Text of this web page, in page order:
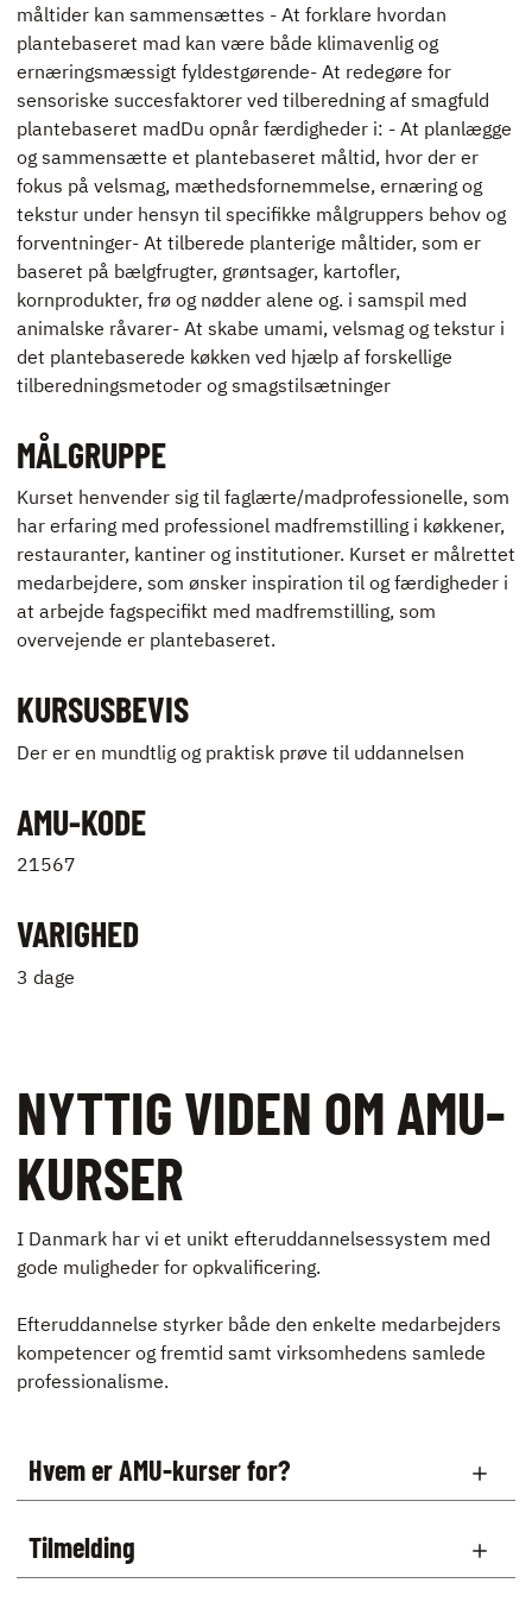
måltider kan sammensættes - At forklare hvordan
plantebaseret mad kan være både klimavenlig og
ernæringsmæssigt fyldestgørende- At redegøre for
sensoriske succesfaktorer ved tilberedning af smagfuld
plantebaseret madDu opnår færdigheder i: - At planlægge
og sammensætte et plantebaseret måltid, hvor der er
fokus på velsmag, mæthedsfornemmelse, ernæring og
tekstur under hensyn til specifikke målgruppers behov og
forventninger- At tilberede planterige måltider, som er
baseret på bælgfrugter, grøntsager, kartofler,
kornprodukter, frø og nødder alene og. i samspil med
animalske råvarer- At skabe umami, velsmag og tekstur i
det plantebaserede køkken ved hjælp af forskellige
tilberedningsmetoder og smagstilsætninger
MÅLGRUPPE
Kurset henvender sig til faglærte/madprofessionelle, som
har erfaring med professionel madfremstilling i køkkener,
restauranter, kantiner og institutioner. Kurset er målrettet
medarbejdere, som ønsker inspiration til og færdigheder i
at arbejde fagspecifikt med madfremstilling, som
overvejende er plantebaseret.
KURSUSBEVIS
Der er en mundtlig og praktisk prøve til uddannelsen
AMU-KODE
21567
VARIGHED
3 dage
NYTTIG VIDEN OM AMU-
KURSER
I Danmark har vi et unikt efteruddannelsessystem med
gode muligheder for opkvalificering.
Efteruddannelse styrker både den enkelte medarbejders
kompetencer og fremtid samt virksomhedens samlede
professionalisme.
Hvem er AMU-kurser for?
Tilmelding